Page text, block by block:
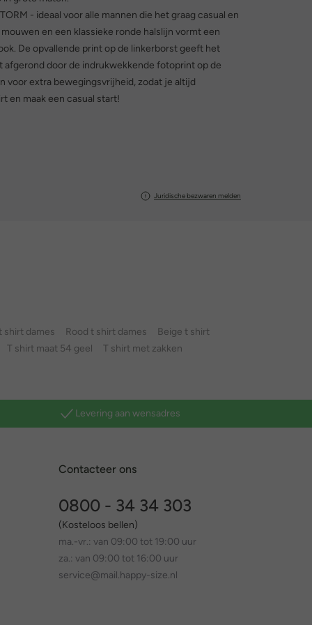
- ideaal voor alle mannen die het graag casual en
en een klassieke ronde halslijn vormt een
De opvallende print op de linkerborst geeft het
door de indrukwekkende fotoprint op de
voor extra bewegingsvrijheid, zodat je altijd
en maak een casual start!
Juridische bezwaren melden
shirt dames Rood t shirt dames
Beige t shirt
T shirt maat 54 geel T shirt met zakken
Levering aan wensadres
Contacteer ons
0800 - 34 34 303
(Kosteloos bellen)
ma.-vr.: van 09:00 tot 19:00 uur
za.: van 09:00 tot 16:00 uur
service@mail.happy-size.nl